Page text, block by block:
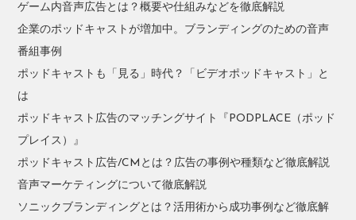
ゲーム内音声広告とは？概要や仕組みなどを徹底解説
企業のポッドキャストが増加中。ブランディングのための音声
番組事例
ポッドキャストも「見る」時代？「ビデオポッドキャスト」と
は
ポッドキャスト広告のマッチングサイト『PODPLACE（ポッド
プレイス）』
ポッドキャスト広告/CMとは？広告の事例や種類など徹底解説
音声マーケティングについて徹底解説
ソニックブランディングとは？活用術から成功事例など徹底解